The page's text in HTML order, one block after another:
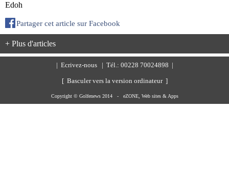
Edoh
Partager cet article sur Facebook
+ Plus d'articles
Ecrivez-nous | Tél.: 00228 70024898 |
[ Basculer vers la version ordinateur ]
Copyright © Golfenews 2014 - eZONE, Web sites & Apps